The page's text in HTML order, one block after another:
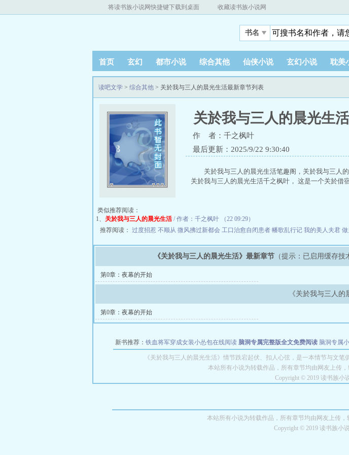
将读书族小说网快捷键下载到桌面 收藏读书族小说网
书名
首页 玄幻 都市小说 综合其他 仙侠小说 玄幻小说 耽美
读吧文学 > 综合其他 > 关於我与三人的晨光生活最新章节列表
关於我与三人的晨光生活
作 者：千之枫叶
最后更新：2025/9/22 9:30:40
关於我与三人的晨光生活笔趣阁，关於我与三人
关於我与三人的晨光生活千之枫叶， 这是一个关於借
类似推荐阅读：
1、 关於我与三人的晨光生活 / 作者：千之枫叶 （22 09:29）
推荐阅读： 过度招惹 不顺从 微风拂过新都会 工口治愈自闭患者 幡歌乱行记 我的美人夫君 做
《关於我与三人的晨光生活》最新章节 （提示：已启用缓存
第0章：夜幕的开始
《关於我与三人
第0章：夜幕的开始
新书推荐： 铁血将军穿成女装小怂包在线阅读 脑洞专属完整版全文免费阅读 脑洞专属
世者
穿书第一天就
《关於我与三人的晨光生活》情节跌宕起伏、扣人心弦，是一本情节与文
本站所有小说为转载作品，所有章节均由网友上传
Copyright © 2019 读书族小
本站所有小说为转载作品，所有章节均由网友上传
Copyright © 2019 读书族小